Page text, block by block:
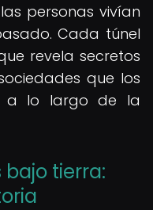
personas vivían
Cada túnel
revela secretos
que los
a lo largo de la
bajo tierra: